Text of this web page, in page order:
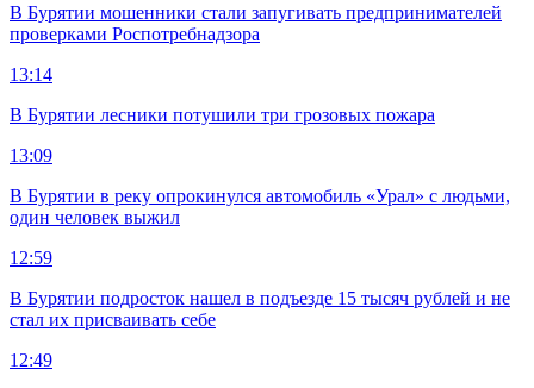
В Бурятии мошенники стали запугивать предпринимателей
проверками Роспотребнадзора
13:14
В Бурятии лесники потушили три грозовых пожара
13:09
В Бурятии в реку опрокинулся автомобиль «Урал» с людьми,
один человек выжил
12:59
В Бурятии подросток нашел в подъезде 15 тысяч рублей и не
стал их присваивать себе
12:49